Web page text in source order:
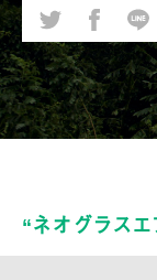
“ネオグラス